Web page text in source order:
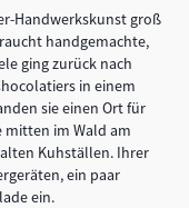
Handwerkskunst groß
handgemachte,
ging zurück nach
in einem
sie einen Ort für
mitten im Wald am
Kuhställen. Ihrer
ein paar
ein.